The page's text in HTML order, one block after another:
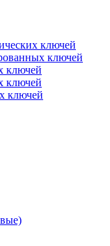
ключей
ключей
ключей
ключей
ключей